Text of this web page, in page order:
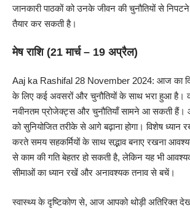
जानकारी पाठकों को उनके जीवन की चुनौतियों से
तैयार कर सकती है।
मेष राशि (21 मार्च – 19 अप्रैल)
Aaj ka Rashifal 28 November 2024: आज का
के लिए कई अवसरों और चुनौतियों के साथ भरा हुआ है।
नवीनतम प्रोजेक्ट्स और चुनौतियाँ सामने आ सकती हैं।
को सुनियोजित तरीके से आगे बढ़ाना होगा। विशेष ध्यान
करते समय सहकर्मियों के साथ सद्भाव बनाए रखना
से काम की गति बेहतर हो सकती है, लेकिन यह भी
सीमाओं का ध्यान रखें और अनावश्यक तनाव से बचें।
स्वास्थ्य के दृष्टिकोण से, आज आपको थोड़ी अतिरिक्त